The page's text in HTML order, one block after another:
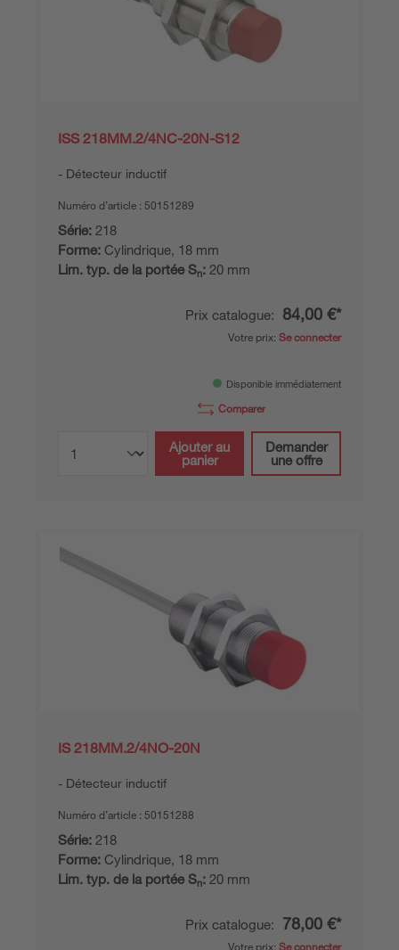
ISS 218MM.2/4NC-20N-S12
Détecteur inductif
Numéro d’article : 50151289
Série: 218
Forme: Cylindrique, 18 mm
Lim. typ. de la portée Sn: 20 mm
Prix catalogue: 84,00 €*
Votre prix: Se connecter
Disponible immédiatement
Comparer
Ajouter au
panier
Demander
une offre
IS 218MM.2/4NO-20N
Détecteur inductif
Numéro d’article : 50151288
Série: 218
Forme: Cylindrique, 18 mm
Lim. typ. de la portée Sn: 20 mm
Prix catalogue: 78,00 €*
Votre prix: Se connecter